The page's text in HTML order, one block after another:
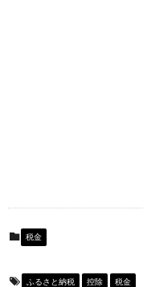
税金
ふるさと納税 控除 税金